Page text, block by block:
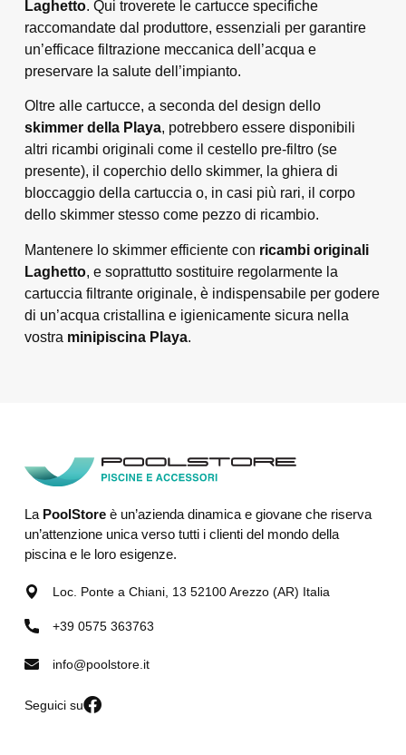
Laghetto. Qui troverete le cartucce specifiche
raccomandate dal produttore, essenziali per garantire
un’efficace filtrazione meccanica dell’acqua e
preservare la salute dell’impianto.
Oltre alle cartucce, a seconda del design dello
skimmer della Playa, potrebbero essere disponibili
altri ricambi originali come il cestello pre-filtro (se
presente), il coperchio dello skimmer, la ghiera di
bloccaggio della cartuccia o, in casi più rari, il corpo
dello skimmer stesso come pezzo di ricambio.
Mantenere lo skimmer efficiente con ricambi originali
Laghetto, e soprattutto sostituire regolarmente la
cartuccia filtrante originale, è indispensabile per godere
di un’acqua cristallina e igienicamente sicura nella
vostra minipiscina Playa.
La PoolStoreè un’azienda dinamica e giovane che riserva
un’attenzione unica verso tutti i clienti del mondo della
piscina e le loro esigenze.
Loc. Ponte a Chiani, 13 52100 Arezzo (AR) Italia
+39 0575 363763
info@poolstore.it
Seguici su